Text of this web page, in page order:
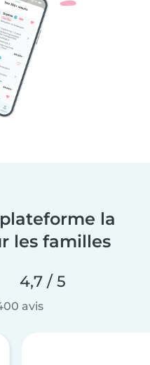
la
les familles
4,7 / 5
avis